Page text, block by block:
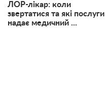
ЛОР-лікар: коли
звертатися та які послуги
надає медичний ...